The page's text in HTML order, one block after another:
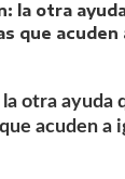
otra ayuda
acuden a